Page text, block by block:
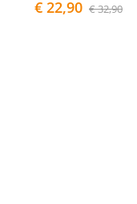
€ 22,90 € 32,90